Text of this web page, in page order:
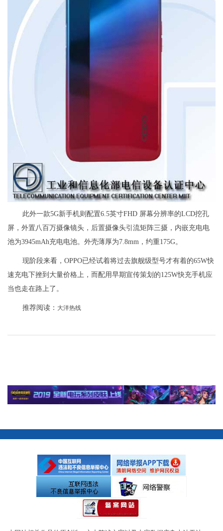
此外一款5G新手机则配置6.5英寸FHD 屏幕分辨率的LCD挖孔
屏，外置八百万摄像镜头，后置摄像头引流矩阵三摄，内嵌充电电
池为3945mAh充电电池。外壳薄厚为7.8mm，约重175G。
现阶段来看，OPPO已经试着将过去旗舰级型号才有着的65W快
速充电下挫到大量价格上，而配用早期宣传策划的125W快充手机应
当也走在路上了。
推荐阅读： 大洋热线